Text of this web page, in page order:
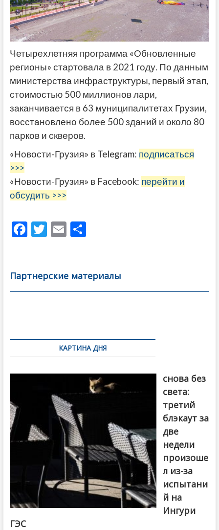
Четырехлетняя программа «Обновленные
регионы» стартовала в 2021 году. По данным
министерства инфраструктуры, первый этап,
стоимостью 500 миллионов лари,
заканчивается в 63 муниципалитетах Грузии,
восстановлено более 500 зданий и около 80
парков и скверов.
«Новости-Грузия» в Telegram: подписаться
>>>
«Новости-Грузия» в Facebook: перейти и
обсудить >>>
F
b
o
T
er
E
l
О
а
в
Партнерские материалы
по
записямКАРТИНА ДНЯ
снова без
света:
третий
блэкаут за
две
недели
произоше
л из-за
испытани
й на
Ингури
ГЭС